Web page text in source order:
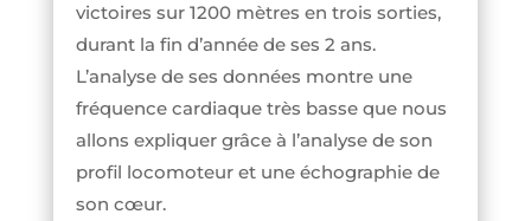
victoires sur 1200 mètres en trois sorties,
durant la fin d’année de ses 2 ans.
L’analyse de ses données montre une
fréquence cardiaque très basse que nous
allons expliquer grâce à l’analyse de son
profil locomoteur et une échographie de
son cœur.